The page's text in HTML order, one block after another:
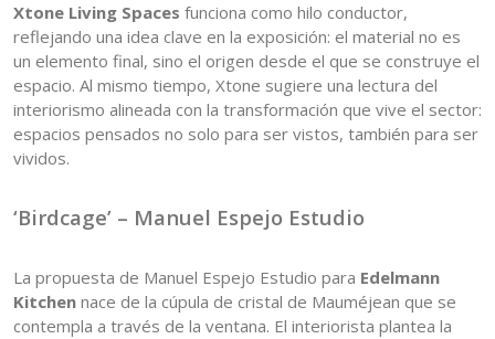
Xtone Living Spaces funciona como hilo conductor,
reflejando una idea clave en la exposición: el material no es
un elemento final, sino el origen desde el que se construye el
espacio. Al mismo tiempo, Xtone sugiere una lectura del
interiorismo alineada con la transformación que vive el sector:
espacios pensados no solo para ser vistos, también para ser
vividos.
‘Birdcage’ – Manuel Espejo Estudio
La propuesta de Manuel Espejo Estudio para Edelmann
Kitchen nace de la cúpula de cristal de Mauméjean que se
contempla a través de la ventana. El interiorista plantea la